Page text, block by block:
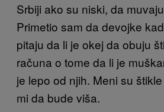
Srbiji ako su niski, da
Primetio sam da devojke
pitaju da li je okej da obuju
računa o tome da li je
je lepo od njih. Meni su
mi da bude viša.